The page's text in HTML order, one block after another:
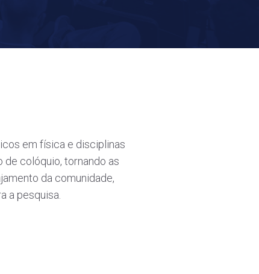
em física e disciplinas
de colóquio, tornando as
da comunidade,
a pesquisa.